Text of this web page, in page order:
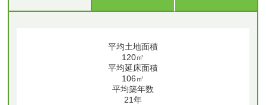
平均土地面積
120㎡
平均延床面積
106㎡
平均築年数
21年